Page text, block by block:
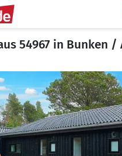
54967 in Bunken